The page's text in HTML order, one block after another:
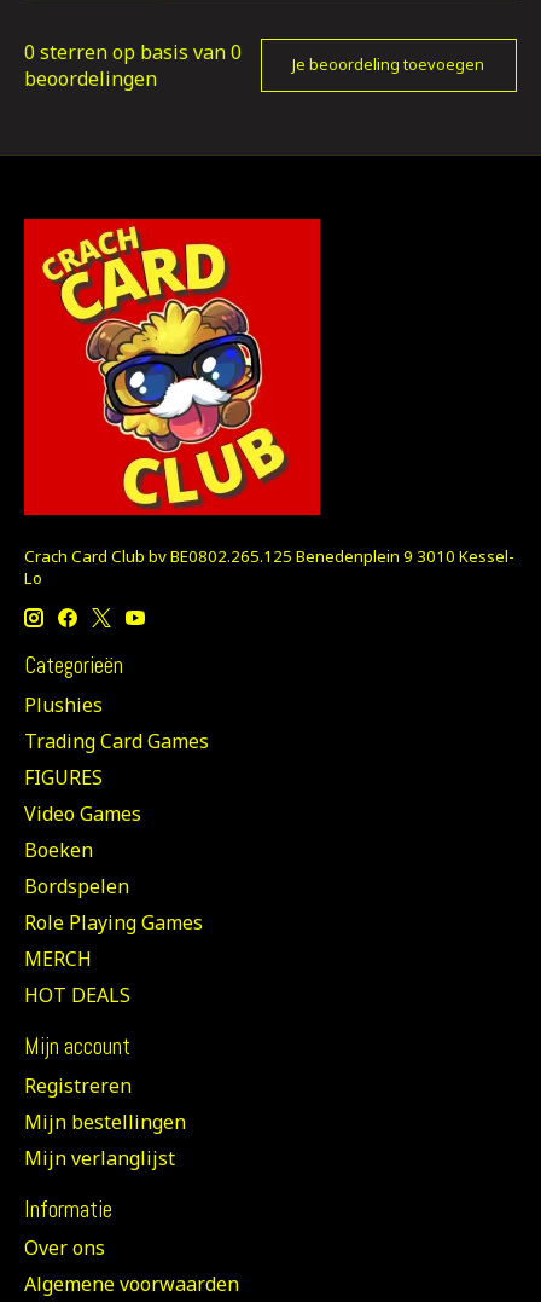
0 sterren op basis van0
beoordelingen
Je beoordeling toevoegen
Crach Card Club bv BE0802.265.125 Benedenplein 9 3010 Kessel-
Lo
Categorieën
Plushies
Trading Card Games
FIGURES
Video Games
Boeken
Bordspelen
Role Playing Games
MERCH
HOT DEALS
Mijn account
Registreren
Mijn bestellingen
Mijn verlanglijst
Informatie
Over ons
Algemene voorwaarden